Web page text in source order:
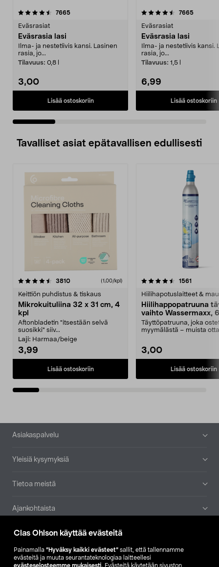
Clas Ohlson käyttää evästeitä
Painamalla ”Hyväksy kaikki evästeet” sallit, että tallennamme
evästeitä ja muuta seurantateknologiaa laitteellesi
evästeselosteemme mukaisesti. Evästeitä käytetään sivuston
7665arvostelut
Eväsrasiat
Eväsrasia lasi
Ilma- ja nestetiivis kansi. Lasinen
rasia, jo...
Tilavuus: 0,8 l
3,00
Lisää ostoskoriin
4.5 viidestä
7665
Eväsrasiat
Eväsrasia lasi
Ilma- ja nestetiivis kansi.
rasia, jo...
Tilavuus: 1,5 l
6,99
Lisää ostoskoriin
4.5 viidestä
Tavalliset asiat epätavallisen edullisesti
3810arvostelut (1,00/kpl)
Keittiön puhdistus & tiskaus
Mikrokuituliina 32 x 31 cm, 4
kpl
Aftonbladetin "itsestään selvä
suosikki" siiv...
Laji: Harmaa/beige
3,99
Lisää ostoskoriin
4.5viidestä
1561
Hiilihapotuslaitteet &
Hiilihappopatruuna
vaihto Wassermaxx,
Täyttöpatruuna, joka
myymälästä – muista
3,00
Lisää ostoskoriin
4.5viidestä
Alatunniste
Asiakaspalvelu
Yleisiä kysymyksiä
Tietoa meistä
Ajankohtaista
Muut yrityksemme
Etsi myymälä